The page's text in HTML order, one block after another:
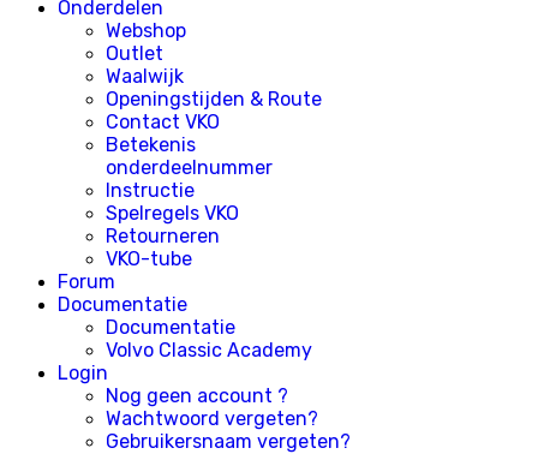
Onderdelen
Webshop
Outlet
Waalwijk
Openingstijden & Route
Contact VKO
Betekenis
onderdeelnummer
Instructie
Spelregels VKO
Retourneren
VKO-tube
Forum
Documentatie
Documentatie
Volvo Classic Academy
Login
Nog geen account ?
Wachtwoord vergeten?
Gebruikersnaam vergeten?